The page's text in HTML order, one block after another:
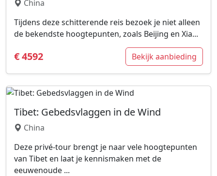
China
Tijdens deze schitterende reis bezoek je niet alleen
de bekendste hoogtepunten, zoals Beijing en Xia...
€ 4592 Bekijk aanbieding
Tibet: Gebedsvlaggen in de Wind
China
Deze privé-tour brengt je naar vele hoogtepunten
van Tibet en laat je kennismaken met de
eeuwenoude ...